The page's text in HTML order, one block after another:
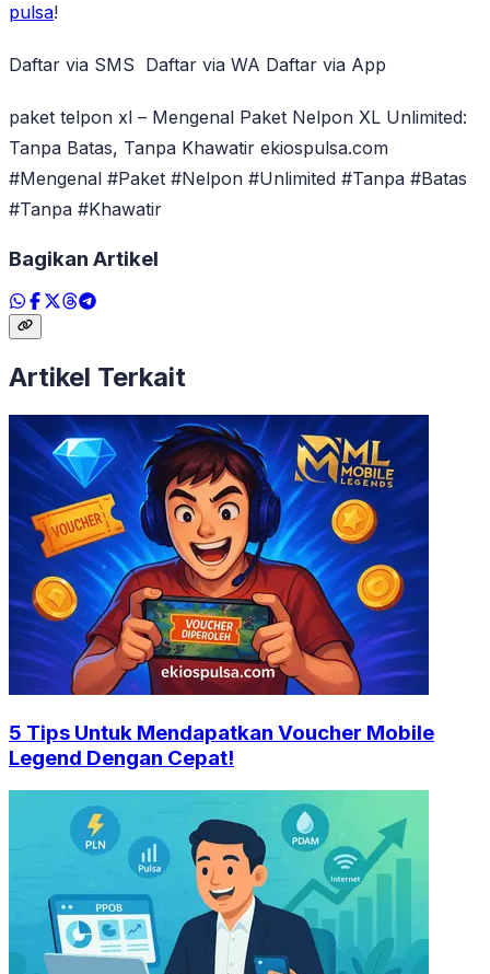
pulsa!
Daftar via SMS Daftar via WA Daftar via App
paket telpon xl – Mengenal Paket Nelpon XL Unlimited:
Tanpa Batas, Tanpa Khawatir ekiospulsa.com
#Mengenal #Paket #Nelpon #Unlimited #Tanpa #Batas
#Tanpa #Khawatir
Bagikan Artikel
Artikel Terkait
5 Tips Untuk Mendapatkan Voucher Mobile
Legend Dengan Cepat!